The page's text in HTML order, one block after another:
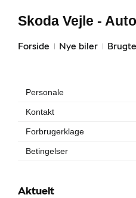
Forside Nye biler
Skoda Vejle -
Personale
Kontakt
Forbrugerklage
Betingelser
Aktuelt